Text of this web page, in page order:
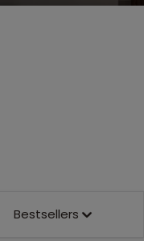
Bestsellers